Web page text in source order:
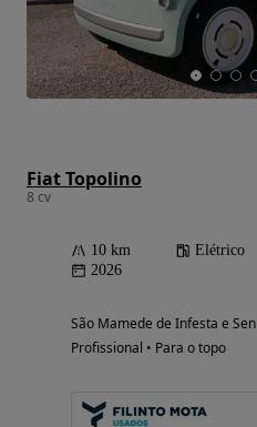
Fiat Topolino
8 cv
10 km Elétrico
2026
São Mamede de Infesta e
Profissional • Para o topo